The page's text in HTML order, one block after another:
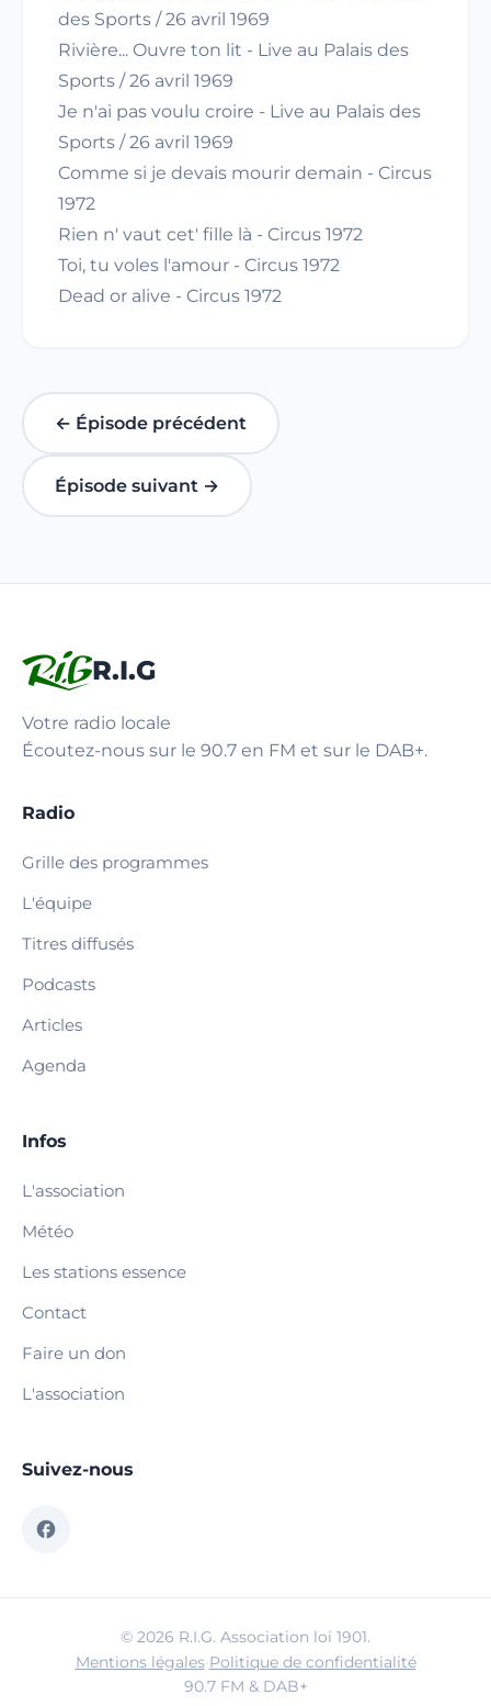
des Sports / 26 avril 1969
Rivière... Ouvre ton lit - Live au Palais des
Sports / 26 avril 1969
Je n'ai pas voulu croire - Live au Palais des
Sports / 26 avril 1969
Comme si je devais mourir demain - Circus
1972
Rien n' vaut cet' fille là - Circus 1972
Toi, tu voles l'amour - Circus 1972
Dead or alive - Circus 1972
← Épisode précédent
Épisode suivant →
R.I.G
Votre radio locale
Écoutez-nous sur le 90.7 en FM et sur le DAB+.
Radio
Grille des programmes
L'équipe
Titres diffusés
Podcasts
Articles
Agenda
Infos
L'association
Météo
Les stations essence
Contact
Faire un don
L'association
Suivez-nous
© 2026 R.I.G. Association loi 1901.
Mentions légales·Politique de confidentialité
90.7 FM & DAB+